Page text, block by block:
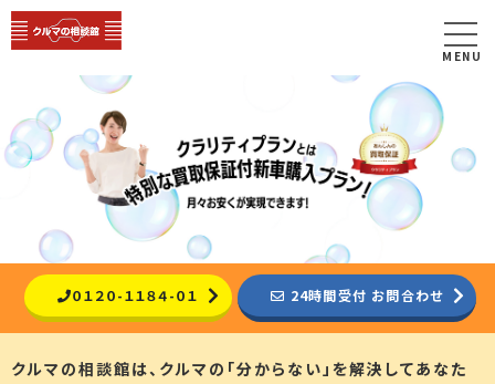
MENU
０１２０-１１８４-０１ 24時間受付 お問合わせ
クルマの相談館は、クルマの「分からない」を解決してあなた